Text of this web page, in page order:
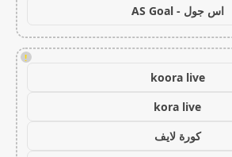
اس جول - AS Goal
!
koora live
kora live
كورة لايف